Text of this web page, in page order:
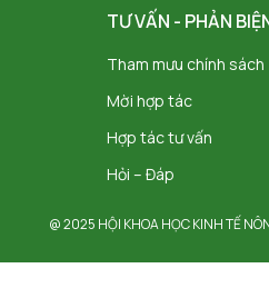
TƯ VẤN - PHẢN
Tham mưu chính sách
Mời hợp tác
Hợp tác tư vấn
Hỏi – Đáp
@ 2025 HỘI KHOA HỌC KINH TẾ